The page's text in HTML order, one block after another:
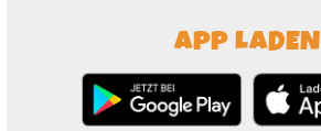
APP LADEN